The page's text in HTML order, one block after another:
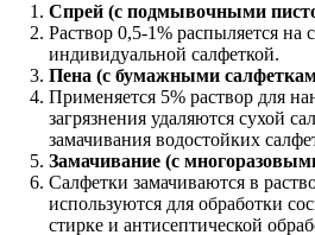
Спрей (с подмывочными
Раствор 0,5-1% распыляется на
индивидуальной салфеткой.
Пена (с бумажными
Применяется 5% раствор для
загрязнения удаляются сухой
замачивания водостойких
Замачивание (с
Салфетки замачиваются в
используются для обработки
стирке и антисептической